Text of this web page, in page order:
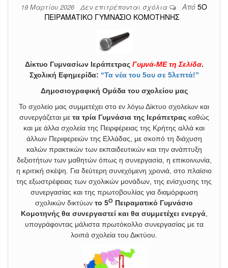
19 Μαρτίου 2026 Δεν επιτρέπονται σχόλια Από 5Ο
ΠΕΙΡΑΜΑΤΙΚΟ ΓΥΜΝΑΣΙΟ ΚΟΜΟΤΗΝΗΣ
Δίκτυο Γυμνασίων Ιεράπετρας Γυμνά-ΜΕ τη Σελίδα.
Σχολική Εφημερίδα: “Τα νέα του 5ου σε 5λεπτά!”
Δημοσιογραφική Ομάδα του σχολείου μας
Το σχολείο μας συμμετέχει στο εν λόγω Δίκτυο σχολείων και
συνεργάζεται με τα τρία Γυμνάσια της Ιεράπετραςκαθώς
και με άλλα σχολεία της Πειρφέρειας της Κρήτης αλλά και
άλλων Περιφερειών της Ελλάδας, με σκοπό τη διάχυση
καλών πρακτικών των εκπαιδευτικών και την ανάπτυξη
δεξιοτήτων των μαθητών όπως η συνεργασία, η επικοινωνία,
η κριτική σκέψη. Για δεύτερη συνεχόμενη χρονιά, στο πλαίσιο
της εξωστρέφειας των σχολικών μονάδων, της ενίσχυσης της
συνεργασίας και της πρωτοβουλίας για διαμόρφωση
σχολικών δικτύων το 5Ο Πειραματικό Γυμνάσιο
Κομοτηνής θα συνεργαστεί και θα συμμετέχει ενεργά,
υπογράφοντας μάλιστα πρωτόκολλο συνεργασίας με τα
λοιπά σχολεία του Δικτύου.